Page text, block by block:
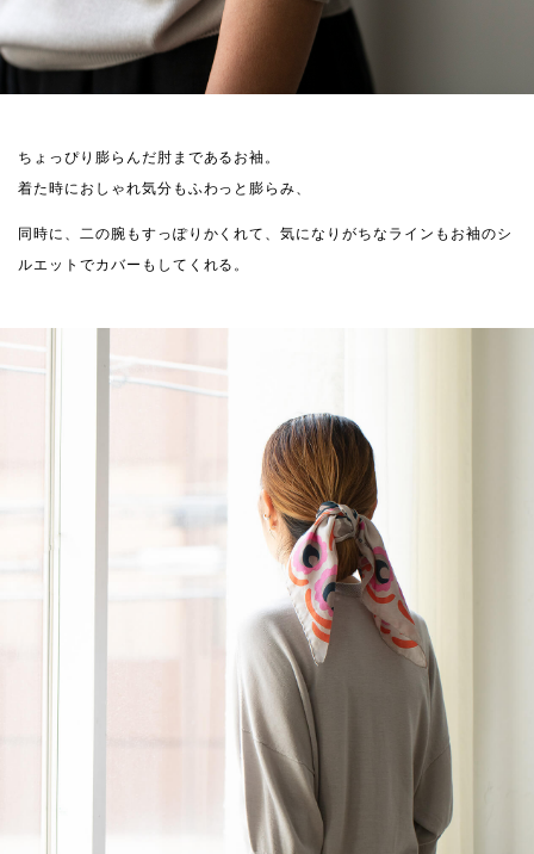
ちょっぴり膨らんだ肘まであるお袖。
着た時におしゃれ気分もふわっと膨らみ、
同時に、二の腕もすっぽりかくれて、気になりがちなラインもお袖のシ
ルエットでカバーもしてくれる。